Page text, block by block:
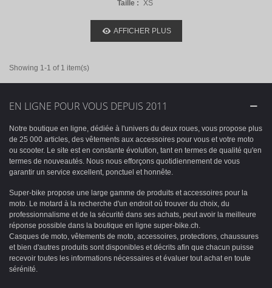
Taille : XS
AFFICHER PLUS
Showing 1-1 of 1 item(s)
EN LIGNE POUR VOUS DEPUIS 2011
Notre boutique en ligne, dédiée à l'univers du deux roues, vous propose plus
de 25 000 articles, des vêtements aux accessoires pour vous et votre moto
ou scooter. Le site est en constante évolution, tant en termes de qualité qu'en
termes de nouveautés. Nous nous efforçons quotidiennement de vous
garantir un service excellent, ponctuel et honnête.
Super-bike propose une large gamme de produits et accessoires pour la
moto. Le motard à la recherche d'un endroit où trouver du choix, du
professionnalisme et de la sécurité dans ses achats, peut avoir la meilleure
réponse possible dans la boutique en ligne super-bike.ch.
Casques de moto, vêtements de moto, accessoires, protections, chaussures
et bien d'autres produits sont disponibles et décrits afin que chacun puisse
recevoir toutes les informations nécessaires et évaluer tout achat en toute
sérénité.